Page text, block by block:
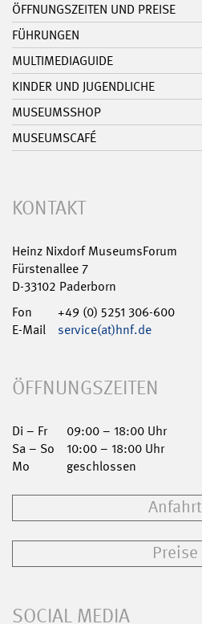
ÖFFNUNGSZEITEN UND PREISE
FÜHRUNGEN
MULTIMEDIAGUIDE
KINDER UND JUGENDLICHE
MUSEUMSSHOP
MUSEUMSCAFÉ
KONTAKT
Heinz Nixdorf MuseumsForum
Fürstenallee 7
D-33102 Paderborn
Fon
+49 (0) 5251 306-600
E-Mail
service(at)hnf.de
ÖFFNUNGSZEITEN
Di – Fr
09:00 – 18:00 Uhr
Sa – So
10:00 – 18:00 Uhr
Mo
geschlossen
Anfahrt
Preise
SOCIAL MEDIA